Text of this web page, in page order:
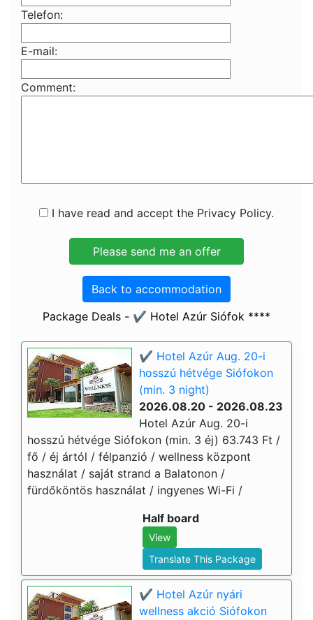
Telefon:
E-mail:
Comment:
I have read and accept the Privacy Policy.
Back to accommodation
Package Deals - ✔️ Hotel Azúr Siófok ****
✔️ Hotel Azúr Aug. 20-i
hosszú hétvége Siófokon
(min. 3 night)
2026.08.20 - 2026.08.23
Hotel Azúr Aug. 20-i
hosszú hétvége Siófokon (min. 3 éj) 63.743 Ft /
fő / éj ártól / félpanzió / wellness központ
használat / saját strand a Balatonon /
fürdőköntös használat / ingyenes Wi-Fi /
Half board
View
Translate This Package
✔️ Hotel Azúr nyári
wellness akció Siófokon